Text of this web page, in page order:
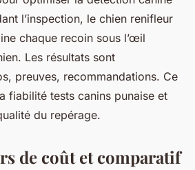
l’inspection, le chien renifleur
chaque recoin sous l’œil
Les résultats sont
preuves, recommandations. Ce
fiabilité tests canins punaise et
du repérage.
de coût et comparatif